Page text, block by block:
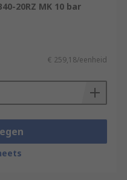
20RZ MK 10 bar
€ 259,18/eenheid